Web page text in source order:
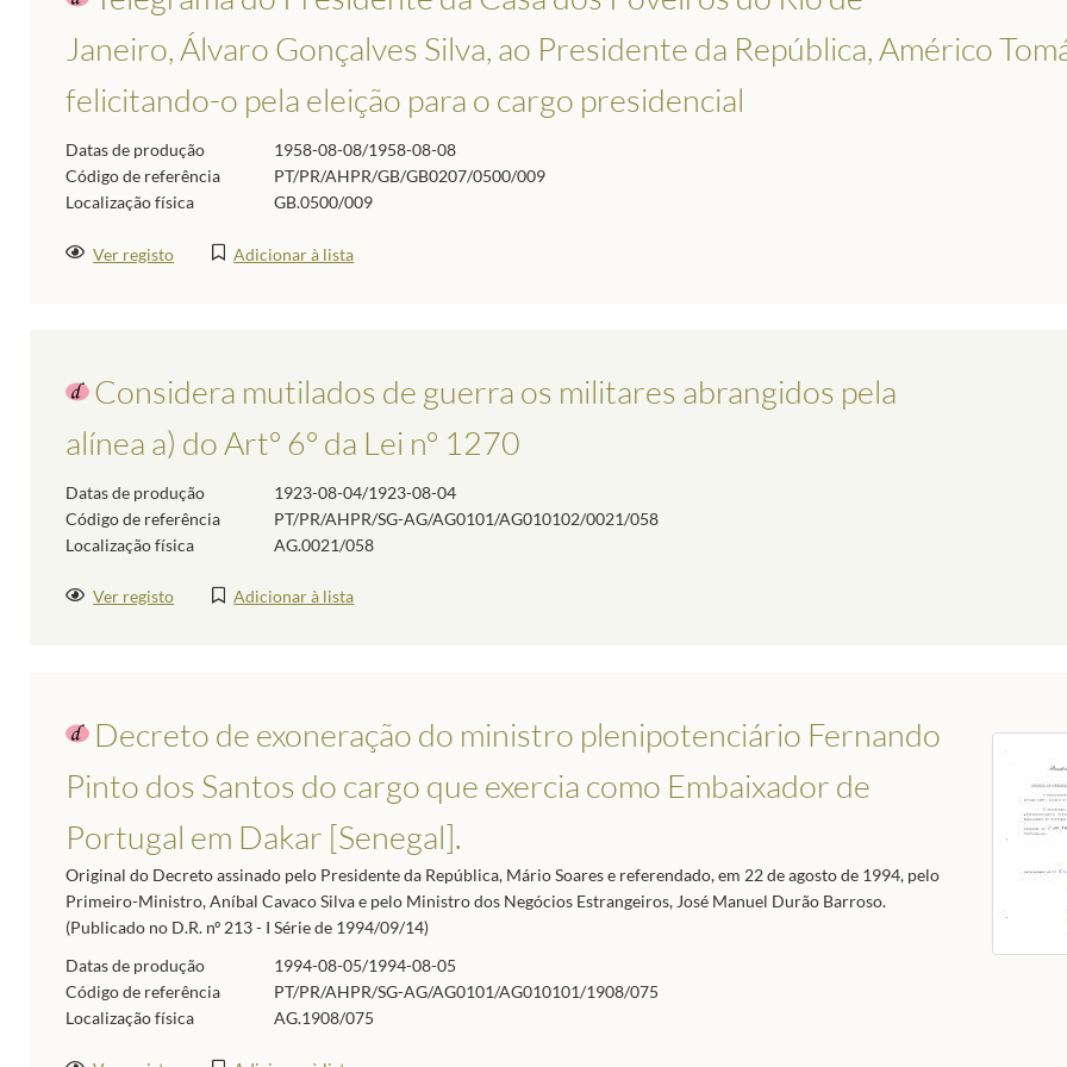
Janeiro, Álvaro Gonçalves Silva, ao Presidente da República, Américo
felicitando-o pela eleição para o cargo presidencial
Datas de produção
1958-08-08/1958-08-08
Código de referência
PT/PR/AHPR/GB/GB0207/0500/009
Localização física
GB.0500/009
Ver registo Adicionar à lista
Considera mutilados de guerra os militares abrangidos pela
alínea a) do Artº 6º da Lei nº 1270
Datas de produção
1923-08-04/1923-08-04
Código de referência
PT/PR/AHPR/SG-AG/AG0101/AG010102/0021/058
Localização física
AG.0021/058
Ver registo Adicionar à lista
Decreto de exoneração do ministro plenipotenciário Fernando
Pinto dos Santos do cargo que exercia como Embaixador de
Portugal em Dakar [Senegal].
Original do Decreto assinado pelo Presidente da República, Mário Soares e referendado, em 22 de agosto de 1994, pelo
Primeiro-Ministro, Aníbal Cavaco Silva e pelo Ministro dos Negócios Estrangeiros, José Manuel Durão Barroso.
(Publicado no D.R. nº 213 - I Série de 1994/09/14)
Datas de produção
1994-08-05/1994-08-05
Código de referência
PT/PR/AHPR/SG-AG/AG0101/AG010101/1908/075
Localização física
AG.1908/075